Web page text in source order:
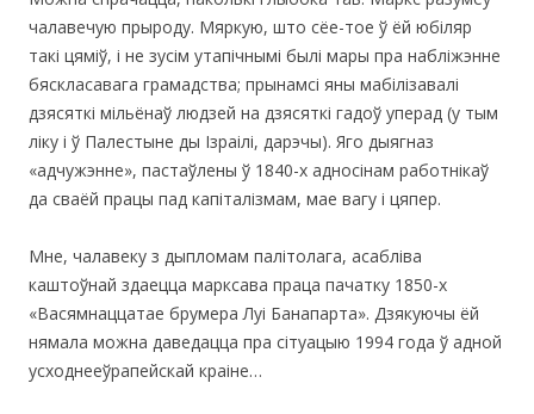
чалавечую прыроду. Мяркую, што сёе-тое ў ёй юбіляр
такі цяміў, і не зусім утапічнымі былі мары пра набліжэнне
бяскласавага грамадства; прынамсі яны мабілізавалі
дзясяткі мільёнаў людзей на дзясяткі гадоў уперад (у тым
ліку і ў Палестыне ды Ізраілі, дарэчы). Яго дыягназ
«адчужэнне», пастаўлены ў 1840-х адносінам работнікаў
да сваёй працы пад капіталізмам, мае вагу і цяпер.
Мне, чалавеку з дыпломам палітолага, асабліва
каштоўнай здаецца марксава праца пачатку 1850-х
«Васямнаццатае брумера Луі Банапарта». Дзякуючы ёй
нямала можна даведацца пра сітуацыю 1994 года ў адной
усходнееўрапейскай краіне…